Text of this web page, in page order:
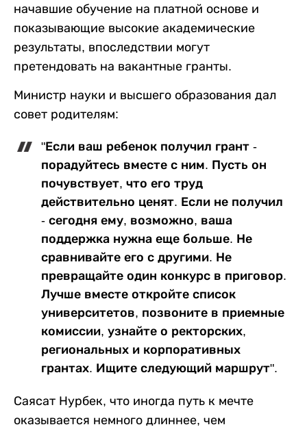
начавшие обучение на платной основе и
показывающие высокие академические
результаты, впоследствии могут
претендовать на вакантные гранты.
Министр науки и высшего образования дал
совет родителям:
"Если ваш ребенок получил грант -
порадуйтесь вместе с ним. Пусть он
почувствует, что его труд
действительно ценят. Если не получил
- сегодня ему, возможно, ваша
поддержка нужна еще больше. Не
сравнивайте его с другими. Не
превращайте один конкурс в приговор.
Лучше вместе откройте список
университетов, позвоните в приемные
комиссии, узнайте о ректорских,
региональных и корпоративных
грантах. Ищите следующий маршрут".
Саясат Нурбек, что иногда путь к мечте
оказывается немного длиннее, чем